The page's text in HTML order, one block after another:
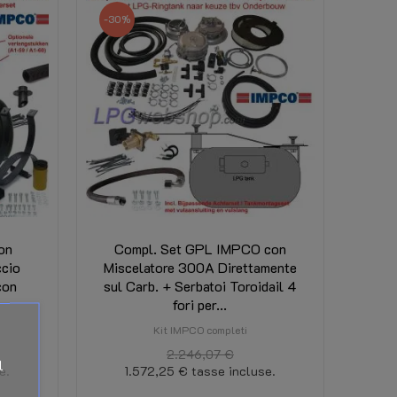
-30%
Compl. Set GPL IMPCO con
Miscelatore 300A Direttamente
sul Carb. + Serbatoi Toroidail 4
fori per...
Kit IMPCO completi
2.246,07 €
1.572,25 € tasse incluse.